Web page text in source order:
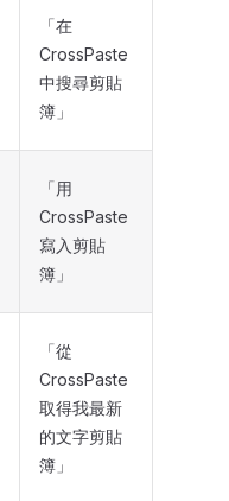
「在
CrossPaste
中搜尋剪貼
簿」
「用
CrossPaste
寫入剪貼
簿」
「從
CrossPaste
取得我最新
的文字剪貼
簿」